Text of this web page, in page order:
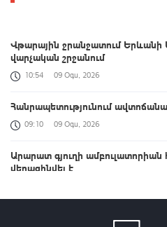
Վթարային ջրանջատում
վարչական շրջանում
10:54 09 Օգս, 2026
Հանրապետությունում
09:10 09 Օգս, 2026
Արարատ գյուղի ամբուլատորիան
վերազինվել է